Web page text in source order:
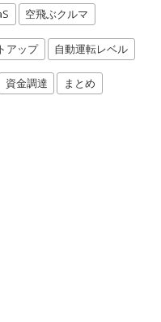
空飛ぶクルマ
アップ 自動運転レベル
資金調達 まとめ